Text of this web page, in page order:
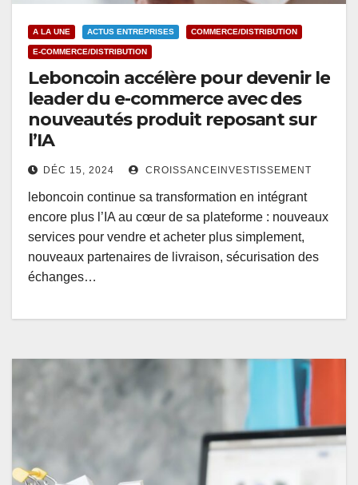
A LA UNE ACTUS ENTREPRISES COMMERCE/DISTRIBUTION
E-COMMERCE/DISTRIBUTION
Leboncoin accélère pour devenir le
leader du e-commerce avec des
nouveautés produit reposant sur
l’IA
DÉC 15, 2024 CROISSANCEINVESTISSEMENT
leboncoin continue sa transformation en intégrant
encore plus l’IA au cœur de sa plateforme : nouveaux
services pour vendre et acheter plus simplement,
nouveaux partenaires de livraison, sécurisation des
échanges…